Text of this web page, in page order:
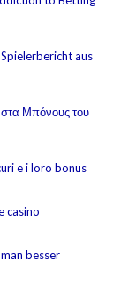
aus
στα Μπόνους του
e i loro bonus
casino
besser